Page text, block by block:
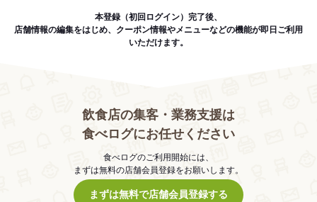
本登録（初回ログイン）完了後、
店舗情報の編集をはじめ、クーポン情報やメニューなどの機能が即日ご利用
いただけます。
飲食店の集客・業務支援は
食べログにお任せください
食べログのご利用開始には、
まずは無料の店舗会員登録をお願いします。
まずは無料で店舗会員登録する